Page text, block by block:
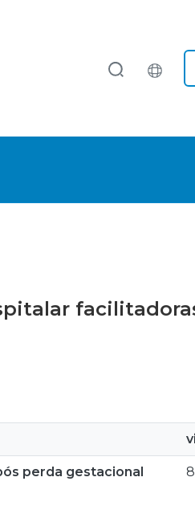
perda gestacional